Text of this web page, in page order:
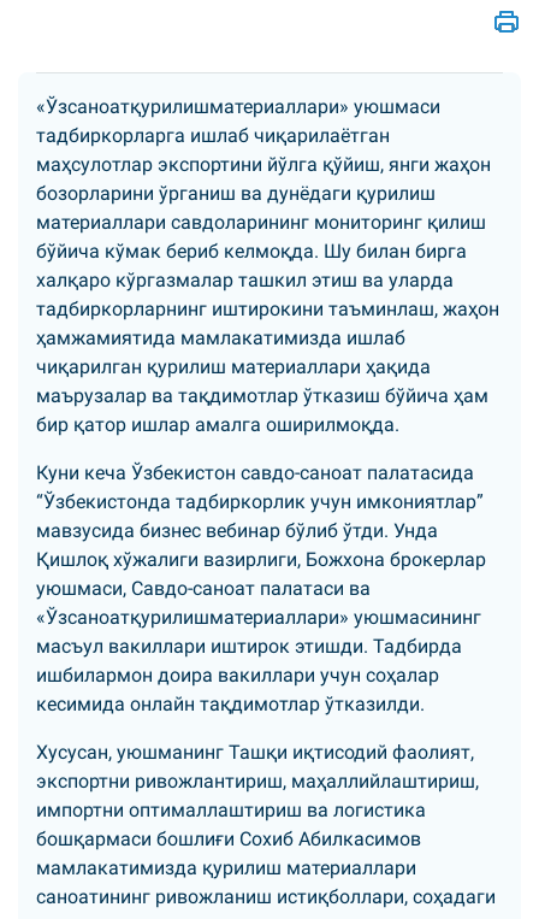
«Ўзсаноатқурилишматериаллари» уюшмаси
тадбиркорларга ишлаб чиқарилаётган
маҳсулотлар экспортини йўлга қўйиш, янги жаҳон
бозорларини ўрганиш ва дунёдаги қурилиш
материаллари савдоларининг мониторинг қилиш
бўйича кўмак бериб келмоқда. Шу билан бирга
халқаро кўргазмалар ташкил этиш ва уларда
тадбиркорларнинг иштирокини таъминлаш, жаҳон
ҳамжамиятида мамлакатимизда ишлаб
чиқарилган қурилиш материаллари ҳақида
маърузалар ва тақдимотлар ўтказиш бўйича ҳам
бир қатор ишлар амалга оширилмоқда.
Куни кеча Ўзбекистон савдо-саноат палатасида
“Ўзбекистонда тадбиркорлик учун имкониятлар”
мавзусида бизнес вебинар бўлиб ўтди. Унда
Қишлоқ хўжалиги вазирлиги, Божхона брокерлар
уюшмаси, Савдо-саноат палатаси ва
«Ўзсаноатқурилишматериаллари» уюшмасининг
масъул вакиллари иштирок этишди. Тадбирда
ишбилармон доира вакиллари учун соҳалар
кесимида онлайн тақдимотлар ўтказилди.
Хусусан, уюшманинг Ташқи иқтисодий фаолият,
экспортни ривожлантириш, маҳаллийлаштириш,
импортни оптималлаштириш ва логистика
бошқармаси бошлиғи Сохиб Абилкасимов
мамлакатимизда қурилиш материаллари
саноатининг ривожланиш истиқболлари, соҳадаги